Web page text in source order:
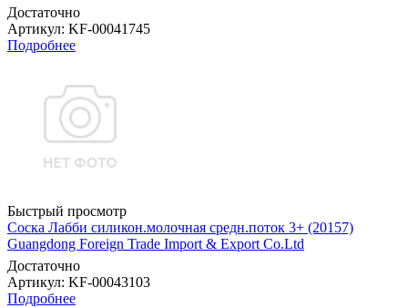
Достаточно
Артикул: KF-00041745
Подробнее
Быстрый просмотр
Соска Лабби силикон.молочная средн.поток 3+ (20157)
Guangdong Foreign Trade Import & Export Co.Ltd
Достаточно
Артикул: KF-00043103
Подробнее